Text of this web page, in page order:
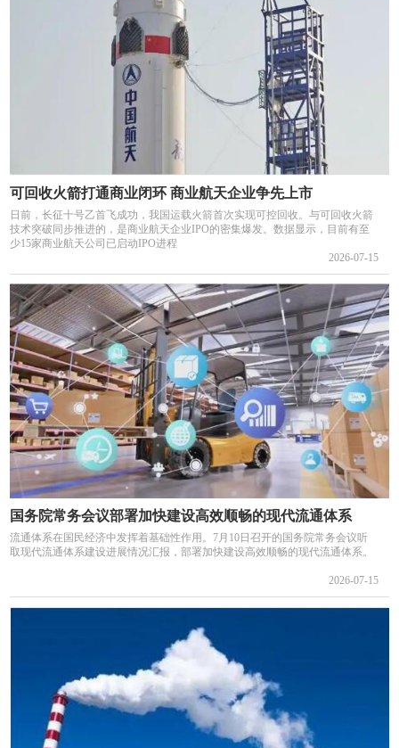
可回收火箭打通商业闭环 商业航天企业争先上市
日前，长征十号乙首飞成功，我国运载火箭首次实现可控回收。与可回收火箭
技术突破同步推进的，是商业航天企业IPO的密集爆发。数据显示，目前有至
少15家商业航天公司已启动IPO进程
2026-07-15
国务院常务会议部署加快建设高效顺畅的现代流通体系
流通体系在国民经济中发挥着基础性作用。7月10日召开的国务院常务会议听
取现代流通体系建设进展情况汇报，部署加快建设高效顺畅的现代流通体系。
2026-07-15